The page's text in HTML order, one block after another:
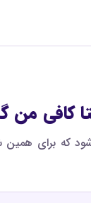
کافی من
که برای همین